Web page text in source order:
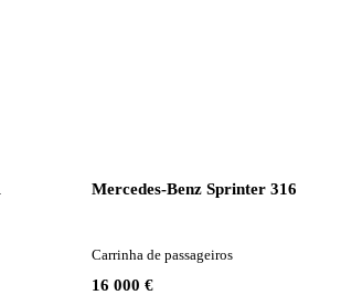
Mercedes-Benz Sprinter 316
16 000 €
Carrinha de passageiros